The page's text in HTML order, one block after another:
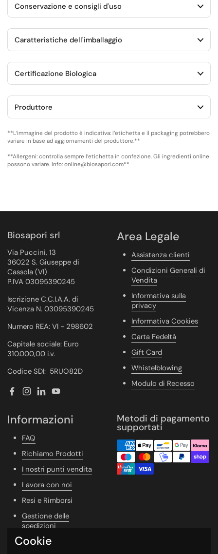
Conservazione e consigli d'uso
Caratteristiche dell'imballaggio
Certificazione Biologica
Produttore
**L’immagine del prodotto è indicativa: l’etichetta e il packaging potrebbero
variare in base ad aggiornamenti del produttore.**
**Allergeni: controlla sempre l’etichetta in confezione. Gli ingredienti online
possono variare. Info: online@biosapori.com**
Biosapori srl
Via Puccini, 13
36022 S. Giuseppe di
Cassola (VI)
P.IVA 03095390245
Iscrizione C.C.I.A.A. di
Vicenza N. 03095390245
Numero REA: VI - 298602
Capitale sociale: Euro
310.000,00 i.v.
Codice SDI: 5RUO82D
Facebook
Instagram
LinkedInYouTube
Area Legale
Assistenza clienti
Condizioni Generali di
Vendita
Informativa sulla
privacy
Informativa Cookies
Carta Fedeltà
Gift Card
Whistelblowing
Modulo di Recesso
Informazioni
FAQ
Richiamo Prodotti
I nostri punti vendita
Lavora con noi
Resi e Rimborsi
Gestione delle
spedizioni
Vivere Naturale
Metodi di pagamento
supportati
Cookie